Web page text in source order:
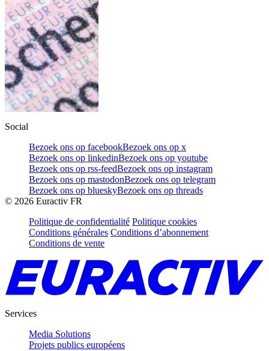
Social
Bezoek ons op facebookBezoek ons op x
Bezoek ons op linkedinBezoek ons op youtube
Bezoek ons op rss-feedBezoek ons op instagram
Bezoek ons op mastodonBezoek ons op telegram
Bezoek ons op blueskyBezoek ons op threads
© 2026 Euractiv FR
Politique de confidentialité Politique cookies
Conditions générales Conditions d’abonnement
Conditions de vente
Services
Media Solutions
Projets publics européens